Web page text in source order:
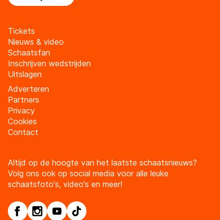
Tickets
Nieuws & video
Schaatsfan
Inschrijven wedstrijden
Uitslagen
Adverteren
Partners
Privacy
Cookies
Contact
Altijd op de hoogte van het laatste schaatsnieuws?
Volg ons ook op social media voor alle leuke
schaatsfoto's, video's en meer!